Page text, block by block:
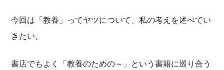
今回は「教養」ってヤツについて、私の考えを述べてい
きたい。
書店でもよく「教養のための～」という書籍に巡り合う